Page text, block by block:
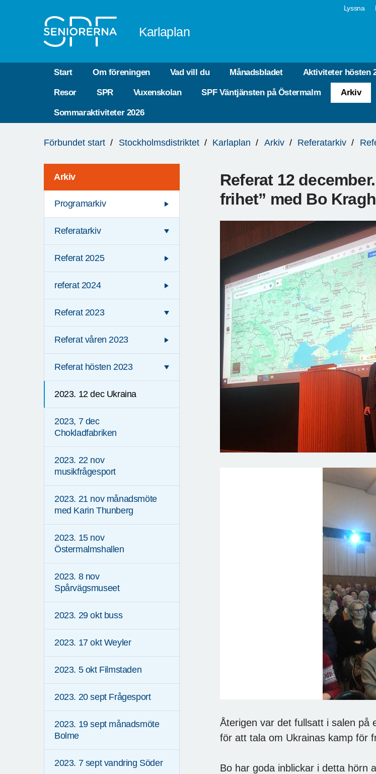
Lyssna
Karlaplan
Start Om föreningen Vad vill du Månadsbladet Aktiviteter hösten
Resor SPR Vuxenskolan SPF Väntjänsten på Östermalm Arkiv
Sommaraktiviteter 2026
är
Förbundet start Stockholmsdistriktet Karlaplan Arkiv Referatarkiv
Arkiv
Programarkiv
Referatarkiv
Referat 2025
referat 2024
Referat 2023
Referat våren 2023
Referat hösten 2023
2023. 12 dec Ukraina
2023, 7 dec
Chokladfabriken
2023. 22 nov
musikfrågesport
2023. 21 nov månadsmöte
med Karin Thunberg
2023. 15 nov
Östermalmshallen
2023. 8 nov
Spårvägsmuseet
2023. 29 okt buss
2023. 17 okt Weyler
2023. 5 okt Filmstaden
2023. 20 sept Frågesport
2023. 19 sept månadsmöte
Bolme
2023. 7 sept vandring Söder
Referat 12
frihet” med Bo Kragh
Återigen var det fullsatt i salen på
för att tala om Ukrainas kamp för
Bo har goda inblickar i detta hörn